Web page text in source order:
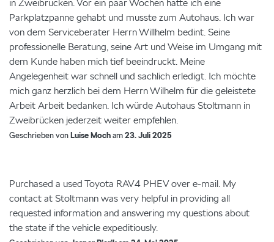
in Zweibrücken. Vor ein paar Wochen hatte ich eine
Parkplatzpanne gehabt und musste zum Autohaus. Ich war
von dem Serviceberater Herrn Willhelm bedint. Seine
professionelle Beratung, seine Art und Weise im Umgang mit
dem Kunde haben mich tief beeindruckt. Meine
Angelegenheit war schnell und sachlich erledigt. Ich möchte
mich ganz herzlich bei dem Herrn Wilhelm für die geleistete
Arbeit Arbeit bedanken. Ich würde Autohaus Stoltmann in
Zweibrücken jederzeit weiter empfehlen.
Geschrieben vonLuise Mocham23. Juli 2025
Purchased a used Toyota RAV4 PHEV over e-mail. My
contact at Stoltmann was very helpful in providing all
requested information and answering my questions about
the state if the vehicle expeditiously.